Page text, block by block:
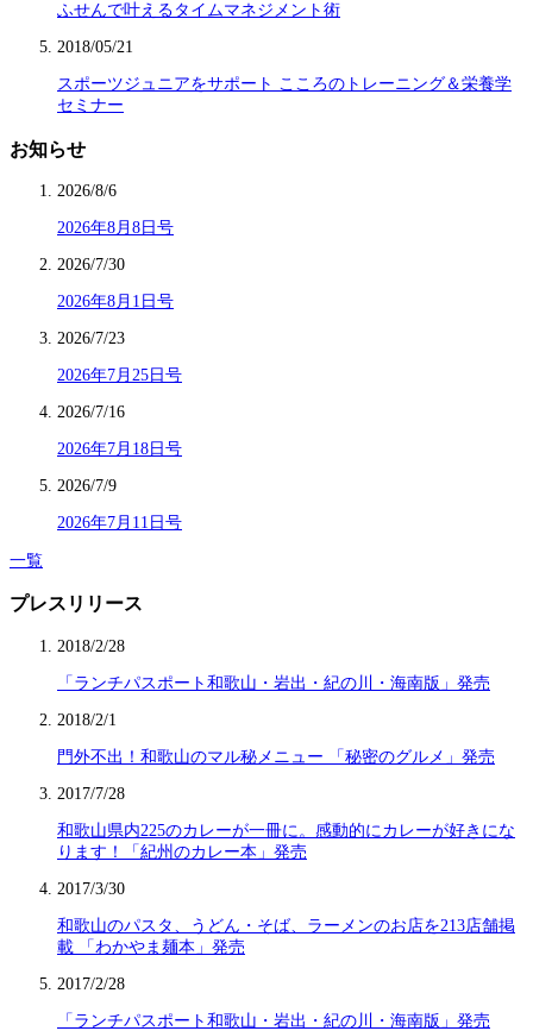
ふせんで叶えるタイムマネジメント術
2018/05/21
スポーツジュニアをサポート こころのトレーニング＆栄養学
セミナー
お知らせ
2026/8/6
2026年8月8日号
2026/7/30
2026年8月1日号
2026/7/23
2026年7月25日号
2026/7/16
2026年7月18日号
2026/7/9
2026年7月11日号
一覧
プレスリリース
2018/2/28
「ランチパスポート和歌山・岩出・紀の川・海南版」発売
2018/2/1
門外不出！和歌山のマル秘メニュー 「秘密のグルメ」発売
2017/7/28
和歌山県内225のカレーが一冊に。感動的にカレーが好きにな
ります！「紀州のカレー本」発売
2017/3/30
和歌山のパスタ、うどん・そば、ラーメンのお店を213店舗掲
載 「わかやま麺本」発売
2017/2/28
「ランチパスポート和歌山・岩出・紀の川・海南版」発売